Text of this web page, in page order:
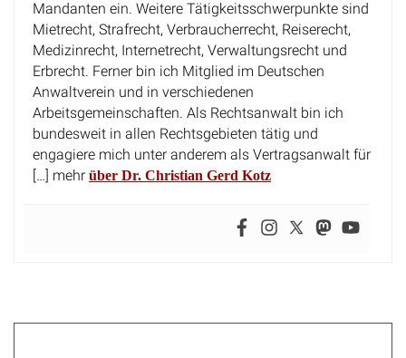
Mandanten ein. Weitere Tätigkeitsschwerpunkte sind
Mietrecht, Strafrecht, Verbraucherrecht, Reiserecht,
Medizinrecht, Internetrecht, Verwaltungsrecht und
Erbrecht. Ferner bin ich Mitglied im Deutschen
Anwaltverein und in verschiedenen
Arbeitsgemeinschaften. Als Rechtsanwalt bin ich
bundesweit in allen Rechtsgebieten tätig und
engagiere mich unter anderem als Vertragsanwalt für
[…] mehr über Dr. Christian Gerd Kotz